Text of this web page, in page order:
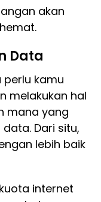
akan
Data
kamu
melakukan hal
mana yang
Dari situ,
lebih baik
internet